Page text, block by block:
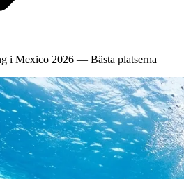
i Mexico 2026 — Bästa platserna